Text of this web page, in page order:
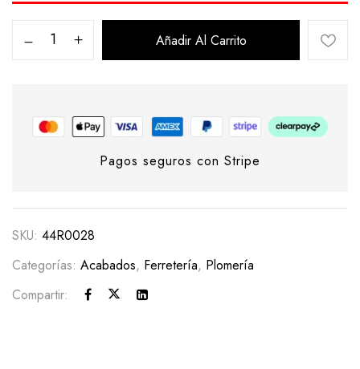
Añadir Al Carrito
Pagos seguros con Stripe
SKU: 44R0028
Categorías: Acabados, Ferretería, Plomería
Compartir: